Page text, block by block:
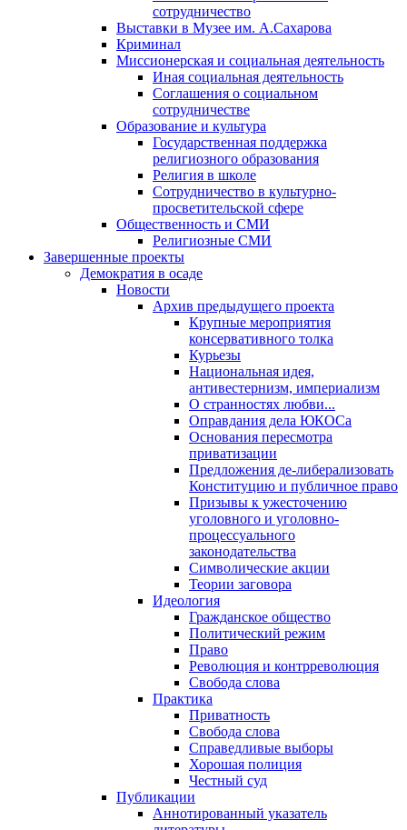
сотрудничество
Выставки в Музее им. А.Сахарова
Криминал
Миссионерская и социальная деятельность
Иная социальная деятельность
Соглашения о социальном
сотрудничестве
Образование и культура
Государственная поддержка
религиозного образования
Религия в школе
Сотрудничество в культурно-
просветительской сфере
Общественность и СМИ
Религиозные СМИ
Завершенные проекты
Демократия в осаде
Новости
Архив предыдущего проекта
Крупные мероприятия
консервативного толка
Курьезы
Национальная идея,
антивестернизм, империализм
О странностях любви...
Оправдания дела ЮКОСа
Основания пересмотра
приватизации
Предложения де-либерализовать
Конституцию и публичное право
Призывы к ужесточению
уголовного и уголовно-
процессуального
законодательства
Символические акции
Теории заговора
Идеология
Гражданское общество
Политический режим
Право
Революция и контрреволюция
Свобода слова
Практика
Приватность
Свобода слова
Справедливые выборы
Хорошая полиция
Честный суд
Публикации
Аннотированный указатель